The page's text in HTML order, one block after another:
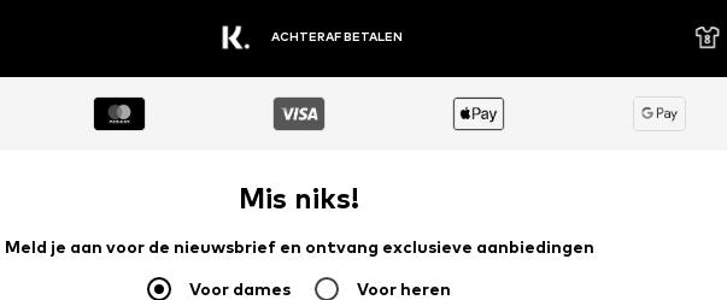
ACHTERAF BETALEN
Mis niks!
Meld je aan voor de nieuwsbrief en ontvang exclusieve aanbiedingen
Voor dames Voor heren